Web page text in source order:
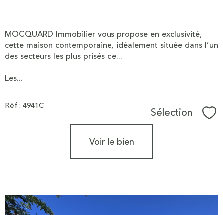
MOCQUARD Immobilier vous propose en exclusivité,
cette maison contemporaine, idéalement située dans l’un
des secteurs les plus prisés de...
Les...
Réf : 4941C Sélection
Voir le bien